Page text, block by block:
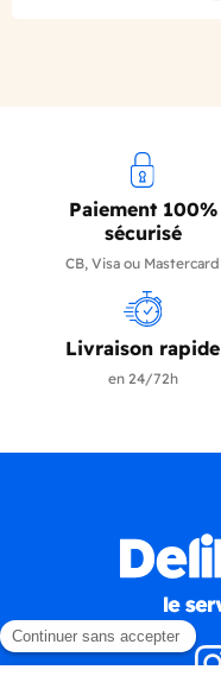
Paiement 100%
sécurisé
CB, Visa ou Mastercard
Livraison rapide
en 24/72h